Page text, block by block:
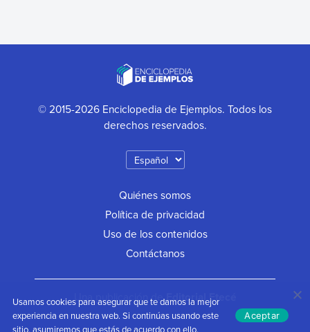
© 2015-2026 Enciclopedia de Ejemplos. Todos los
derechos reservados.
Quiénes somos
Política de privacidad
Uso de los contenidos
Contáctanos
Una publicación deEditorial Etecé
Usamos cookies para asegurar que te damos la mejor
experiencia en nuestra web. Si continúas usando este
sitio, asumiremos que estás de acuerdo con ello.
Aceptar